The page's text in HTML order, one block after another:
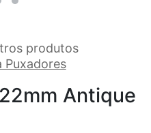
produtos
Puxadores
Antique